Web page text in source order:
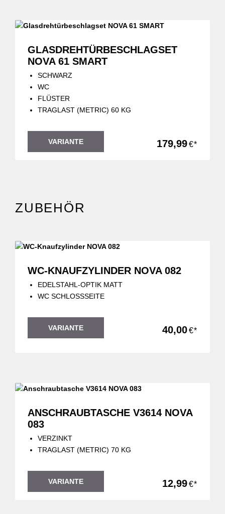
GLASDREHTÜRBESCHLAGSET
NOVA 61 SMART
SCHWARZ
WC
FLÜSTER
TRAGLAST (METRIC) 60 KG
VARIANTE 179,99€*
ZUBEHÖR
WC-KNAUFZYLINDER NOVA 082
EDELSTAHL-OPTIK MATT
WC SCHLOSSSEITE
VARIANTE 40,00€*
ANSCHRAUBTASCHE V3614 NOVA
083
VERZINKT
TRAGLAST (METRIC) 70 KG
VARIANTE 12,99€*